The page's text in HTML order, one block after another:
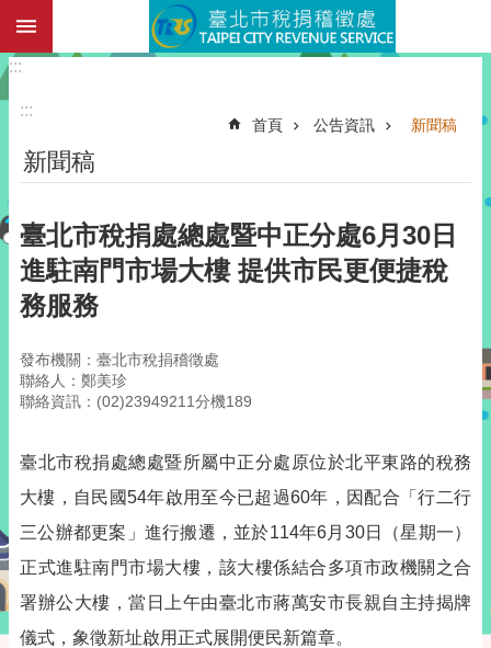
跳到主要內容區塊
:::
:::
首頁 公告資訊 新聞稿
新聞稿
臺北市稅捐處總處暨中正分處6月30日
進駐南門市場大樓 提供市民更便捷稅
務服務
發布機關：臺北市稅捐稽徵處
聯絡人：鄭美珍
聯絡資訊：(02)23949211分機189
臺北市稅捐處總處暨所屬中正分處原位於北平東路的稅務
大樓，自民國54年啟用至今已超過60年，因配合「行二行
三公辦都更案」進行搬遷，並於114年6月30日（星期一）
正式進駐南門市場大樓，該大樓係結合多項市政機關之合
署辦公大樓，當日上午由臺北市蔣萬安市長親自主持揭牌
儀式，象徵新址啟用正式展開便民新篇章。